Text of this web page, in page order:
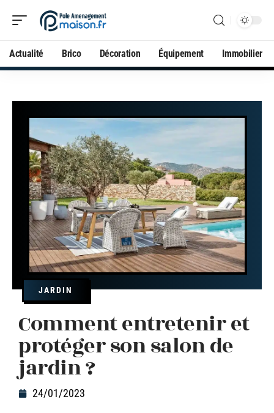
Actualité Brico Décoration Équipement Immobilier
JARDIN
Comment entretenir et
protéger son salon de
jardin ?
24/01/2023